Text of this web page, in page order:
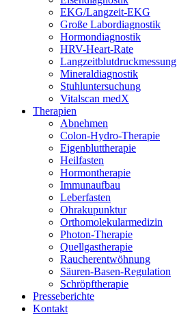
EKG/Langzeit-EKG
Große Labordiagnostik
Hormondiagnostik
HRV-Heart-Rate
Langzeitblutdruckmessung
Mineraldiagnostik
Stuhluntersuchung
Vitalscan medX
Therapien
Abnehmen
Colon-Hydro-Therapie
Eigenbluttherapie
Heilfasten
Hormontherapie
Immunaufbau
Leberfasten
Ohrakupunktur
Orthomolekularmedizin
Photon-Therapie
Quellgastherapie
Raucherentwöhnung
Säuren-Basen-Regulation
Schröpftherapie
Presseberichte
Kontakt